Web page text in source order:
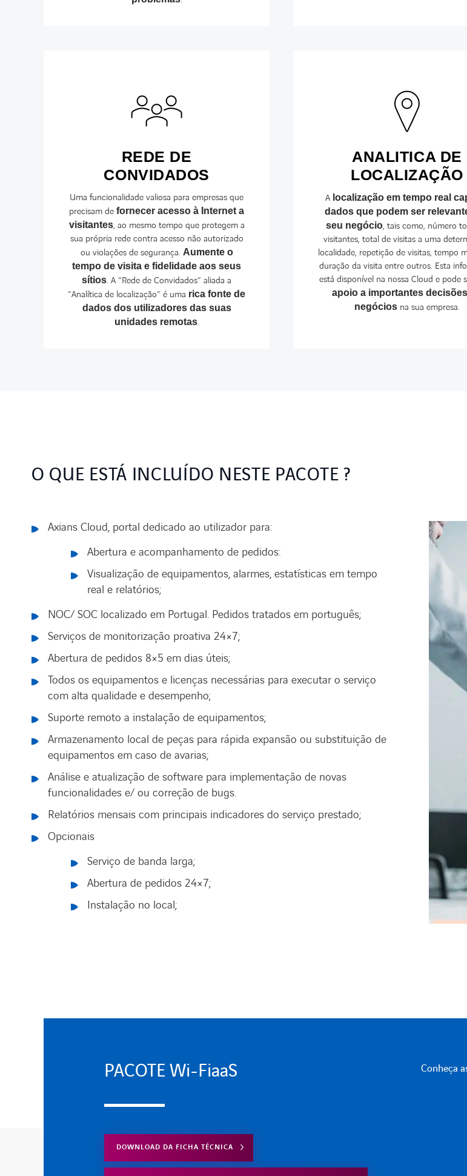
REDE DE
CONVIDADOS
Uma funcionalidade valiosa para empresas que
precisam defornecer acesso à Internet a
visitantes, ao mesmo tempo que protegem a
sua própria rede contra acesso não autorizado
ou violações de segurança. Aumente o
tempo de visita e fidelidade aos seus
sítios. A “Rede de Convidados” aliada a
“Analítica de localização” é uma rica fonte de
dados dos utilizadores das suas
unidades remotas.
ANALITICA DE
LOCALIZAÇÃO
A localização em tempo real
dados que podem ser
seu negócio, tais como, número
visitantes, total de visitas a uma
localidade, repetição de visitas, tempo
duração da visita entre outros. Esta
está disponível na nossa Cloud e pode
apoio a importantes
negóciosna sua empresa.
O QUE ESTÁ INCLUÍDO NESTE PACOTE ?
Axians Cloud, portal dedicado ao utilizador para:
Abertura e acompanhamento de pedidos:
Visualização de equipamentos, alarmes, estatísticas em tempo
real e relatórios;
NOC/ SOC localizado em Portugal. Pedidos tratados em português;
Serviços de monitorização proativa 24×7;
Abertura de pedidos 8×5 em dias úteis;
Todos os equipamentos e licenças necessárias para executar o serviço
com alta qualidade e desempenho;
Suporte remoto a instalação de equipamentos;
Armazenamento local de peças para rápida expansão ou substituição de
equipamentos em caso de avarias;
Análise e atualização de software para implementação de novas
funcionalidades e/ ou correção de bugs.
Relatórios mensais com principais indicadores do serviço prestado;
Opcionais
Serviço de banda larga;
Abertura de pedidos 24×7;
Instalação no local;
PACOTE Wi-FiaaS
DOWNLOAD DA FICHA TÉCNICA
Conheça